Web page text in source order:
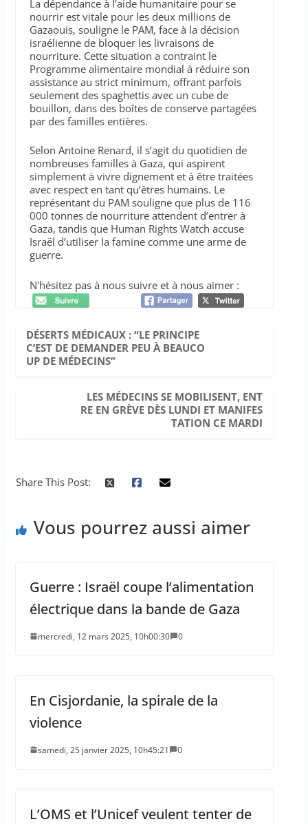
La dépendance à l’aide humanitaire pour se
nourrir est vitale pour les deux millions de
Gazaouis, souligne le PAM, face à la décision
israélienne de bloquer les livraisons de
nourriture. Cette situation a contraint le
Programme alimentaire mondial à réduire son
assistance au strict minimum, offrant parfois
seulement des spaghettis avec un cube de
bouillon, dans des boîtes de conserve partagées
par des familles entières.
Selon Antoine Renard, il s’agit du quotidien de
nombreuses familles à Gaza, qui aspirent
simplement à vivre dignement et à être traitées
avec respect en tant qu’êtres humains. Le
représentant du PAM souligne que plus de 116
000 tonnes de nourriture attendent d’entrer à
Gaza, tandis que Human Rights Watch accuse
Israël d’utiliser la famine comme une arme de
guerre.
N'hésitez pas à nous suivre et à nous aimer :
DÉSERTS MÉDICAUX : “LE PRINCIPE
C’EST DE DEMANDER PEU À BEAUCO
UP DE MÉDECINS”
LES MÉDECINS SE MOBILISENT, ENT
RE EN GRÈVE DÈS LUNDI ET MANIFES
TATION CE MARDI
Share This Post:
Vous pourrez aussi aimer
Guerre : Israël coupe l’alimentation
électrique dans la bande de Gaza
mercredi, 12 mars 2025, 10h00:30 0
En Cisjordanie, la spirale de la
violence
samedi, 25 janvier 2025, 10h45:21 0
L’OMS et l’Unicef veulent tenter de